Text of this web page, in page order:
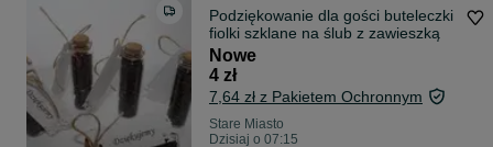
Podziękowanie dla gości buteleczki
fiolki szklane na ślub z zawieszką
Nowe
4 zł
7,64 zł z Pakietem Ochronnym
Stare Miasto
Dzisiaj o 07:15